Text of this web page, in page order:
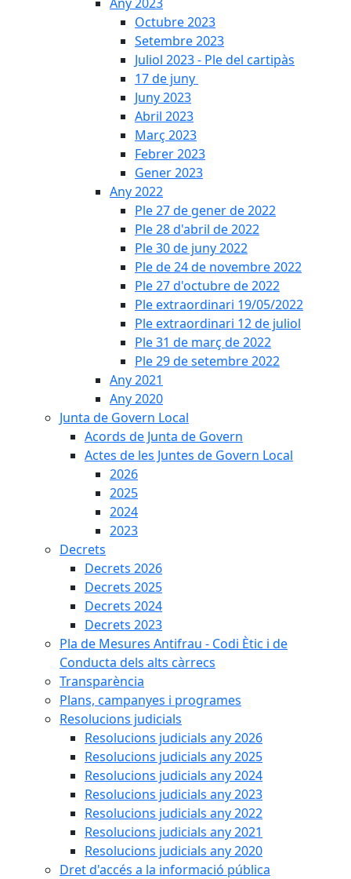
Octubre 2023
Setembre 2023
Juliol 2023 - Ple del cartipàs
17 de juny
Juny 2023
Abril 2023
Març 2023
Febrer 2023
Gener 2023
Any 2022
Ple 27 de gener de 2022
Ple 28 d'abril de 2022
Ple 30 de juny 2022
Ple de 24 de novembre 2022
Ple 27 d'octubre de 2022
Ple extraordinari 19/05/2022
Ple extraordinari 12 de juliol
Ple 31 de març de 2022
Ple 29 de setembre 2022
Any 2021
Any 2020
Junta de Govern Local
Acords de Junta de Govern
Actes de les Juntes de Govern Local
2026
2025
2024
2023
Decrets
Decrets 2026
Decrets 2025
Decrets 2024
Decrets 2023
Pla de Mesures Antifrau - Codi Ètic i de
Conducta dels alts càrrecs
Transparència
Plans, campanyes i programes
Resolucions judicials
Resolucions judicials any 2026
Resolucions judicials any 2025
Resolucions judicials any 2024
Resolucions judicials any 2023
Resolucions judicials any 2022
Resolucions judicials any 2021
Resolucions judicials any 2020
Dret d'accés a la informació pública